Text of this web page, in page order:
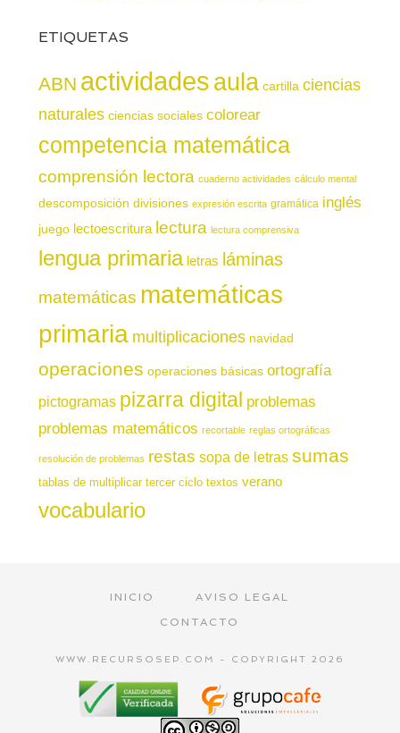
ETIQUETAS
ABN actividadesaula cartilla ciencias
naturales ciencias sociales colorear
competencia matemática
comprensión lectora cuaderno actividades cálculo mental
descomposición divisiones expresión escrita gramática inglés
juego lectoescritura lectura lectura comprensiva
lengua primaria letras láminas
matemáticas matemáticas
primaria multiplicaciones navidad
operaciones operaciones básicas ortografía
pictogramas pizarra digital problemas
problemas matemáticos recortable reglas ortográficas
resolución de problemas restas sopa de letras sumas
tablas de multiplicar tercer ciclo textos verano
vocabulario
INICIO
AVISO LEGAL
CONTACTO
WWW.RECURSOSEP.COM - COPYRIGHT 2026